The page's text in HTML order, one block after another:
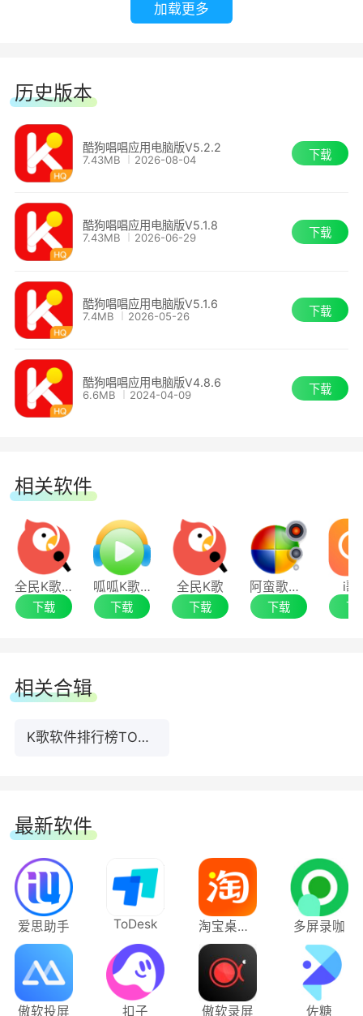
加载更多
历史版本
酷狗唱唱应用电脑版V5.2.2
7.43MB 2026-08-04 下载
酷狗唱唱应用电脑版V5.1.8
7.43MB 2026-06-29 下载
酷狗唱唱应用电脑版V5.1.6
7.4MB 2026-05-26 下载
酷狗唱唱应用电脑版V4.8.6
6.6MB 2024-04-09 下载
相关软件
全民K歌主播版
下载
呱呱K歌伴侣
下载
全民K歌
下载
阿蛮歌霸KTV点歌系统
下载
i歌
下
相关合辑
K歌软件排行榜TOP5下载
最新软件
爱思助手 ToDesk 淘宝桌面版 多屏录咖
傲软投屏 扣子 傲软录屏 佐糖